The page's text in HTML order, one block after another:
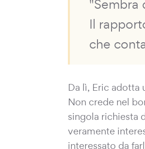
"Sembra
Il
che
Da lì, Eric
Non crede nel
singola richiesta
veramente
interessato da